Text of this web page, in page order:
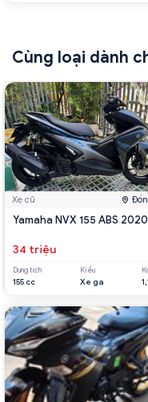
Cùng loại dành
Xe cũ
Yamaha NVX 155 ABS 2020
34 triệu
Dung tích
155 cc
Kiểu
Xe ga